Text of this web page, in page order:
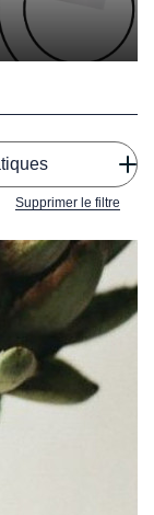
Supprimer le filtre